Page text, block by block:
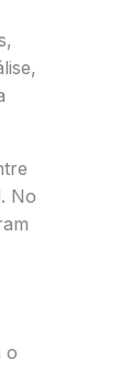
No
o